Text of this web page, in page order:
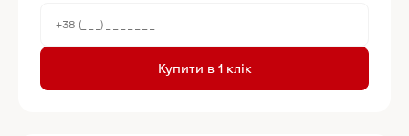
Купити в 1 клік